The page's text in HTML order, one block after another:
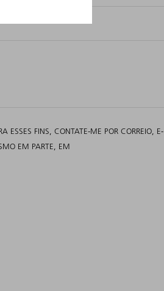
ESSES FINS, CONTATE-ME POR CORREIO, E-
EM PARTE, EM